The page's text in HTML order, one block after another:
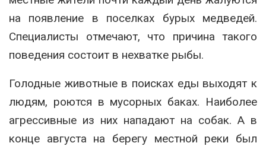
на появление в поселках бурых медведей.
Специалисты отмечают, что причина такого
поведения состоит в нехватке рыбы.
Голодные животные в поисках еды выходят к
людям, роются в мусорных баках. Наиболее
агрессивные из них нападают на собак. А в
конце августа на берегу местной реки был